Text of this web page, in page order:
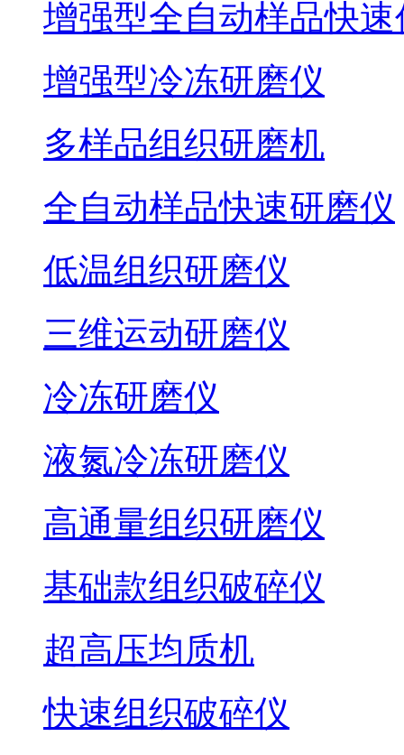
增强型全自动样品快速
增强型冷冻研磨仪
多样品组织研磨机
全自动样品快速研磨仪
低温组织研磨仪
三维运动研磨仪
冷冻研磨仪
液氮冷冻研磨仪
高通量组织研磨仪
基础款组织破碎仪
超高压均质机
快速组织破碎仪